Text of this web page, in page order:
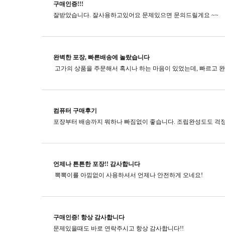
구매인증!!!
잘받았습니다. 잘사용하고있어요 문제있으면 문의드릴게요 ~~
완벽한 포장, 빠른배송에 놀랐습니다
컴퓨터 구매후기
포장부터 배송까지 뭐하나 빠짐없이 좋습니다. 조립완성도도 걱
언제나 튼튼한 포장!! 감사합니다
뽁뽁이를 아낌없이 사용하셔서 언제나 안전하게 오네요!
구매인증! 항상 감사합니다
문제있을때도 바로 연락주시고​ 항상 감사합니다!!